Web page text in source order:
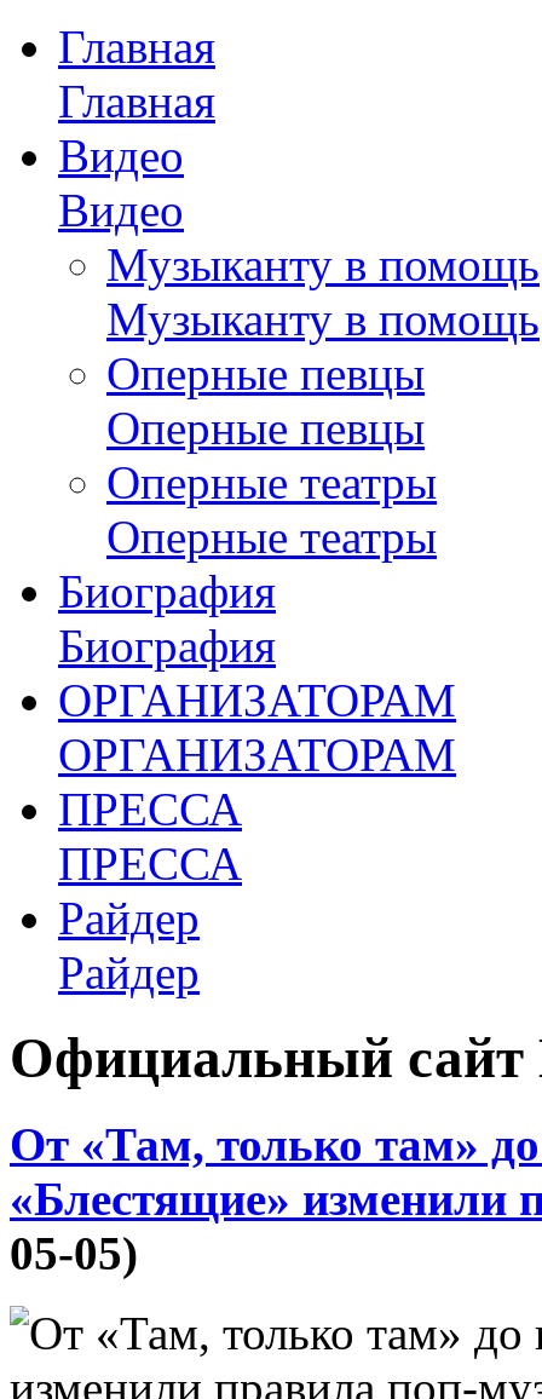
Главная
Главная
Видео
Видео
Музыканту в помощь
Музыканту в помощь
Оперные певцы
Оперные певцы
Оперные театры
Оперные театры
Биография
Биография
ОРГАНИЗАТОРАМ
ОРГАНИЗАТОРАМ
ПРЕССА
ПРЕССА
Райдер
Райдер
Официальный сайт
От «Там, только там»
«Блестящие» изменили
05-05)